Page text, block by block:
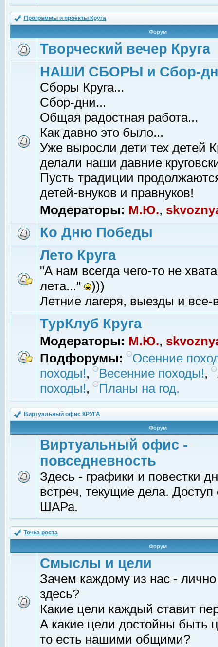
Программы и проекты Круга
Форум
Творческий вечер Круга
НАШИ СБОРЫ и Сбор-
Сборы Круга...
Сбор-дни...
Общая радостная работа...
Как давно это было...
Уже выросли дети тех детей
делали наши давние
Пусть традиции
детей-внуков и правнуков!
Модераторы: М.Ю.,
Ко Дню Победы
Лето Круга
"А нам всегда чего-то не
лета..."
)))
Летние лагеря, выезды и все-
ТурКлуб Круга
Модераторы: М.Ю.,
Подфорумы:
Осенние
походы!, Весенние походы!,
походы!, Планы на год.
Виртуальный офис КРУГА
Форум
Виртуальный офис -
повседневность
Здесь - графики и повестки
встреч, текущие дела.
ШАРа.
Точка роста
Форум
Смыслы и цели
Зачем каждому из нас -
здесь?
Какие цели каждый ставит
А какие цели достойны быть
то есть нашими общими?